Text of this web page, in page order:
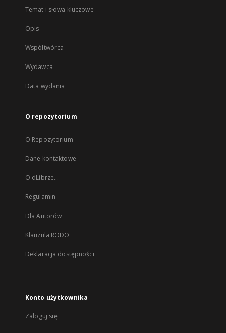
Temat i słowa kluczowe
Opis
Współtwórca
Wydawca
Data wydania
O repozytorium
O Repozytorium
Dane kontaktowe
O dLibrze...
Regulamin
Dla Autorów
Klauzula RODO
Deklaracja dostępności
Konto użytkownika
Zaloguj się